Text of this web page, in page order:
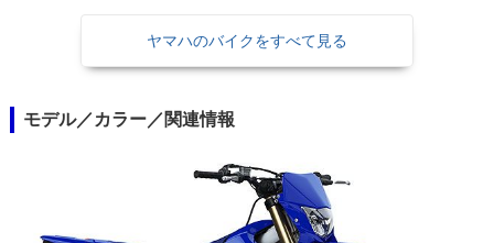
ヤマハのバイクをすべて見る
モデル／カラー／関連情報